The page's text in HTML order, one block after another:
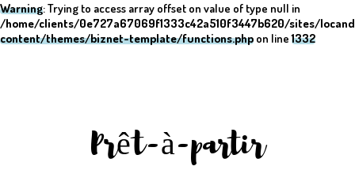
Warning: Trying to access array offset on value of type null in
/home/clients/0e727a67069f1333c42a510f3447b620/sites/
content/themes/biznet-template/functions.php on line1332
Prêt-à-partir